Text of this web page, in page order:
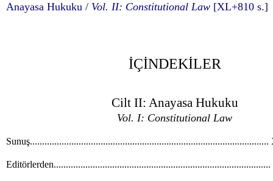
Anayasa Hukuku / Vol. II: Constitutional Law [XL+810 s.]
İÇİNDEKİLER
Cilt II: Anayasa Hukuku
Vol. I: Constitutional Law